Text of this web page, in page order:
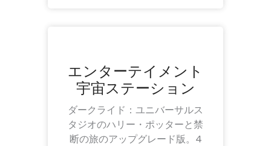
エンターテイメント
宇宙ステーション
ダークライド：ユニバーサルス
タジオのハリー・ポッターと禁
断の旅のアップグレード版。4